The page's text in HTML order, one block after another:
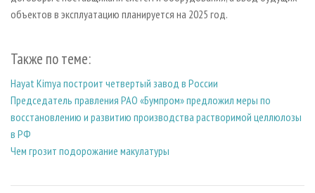
объектов в эксплуатацию планируется на 2025 год.
Также по теме:
Hayat Kimya построит четвертый завод в России
Председатель правления РАО «Бумпром» предложил меры по
восстановлению и развитию производства растворимой целлюлозы
в РФ
Чем грозит подорожание макулатуры